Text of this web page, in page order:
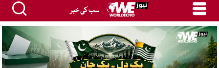
سب کی خبر